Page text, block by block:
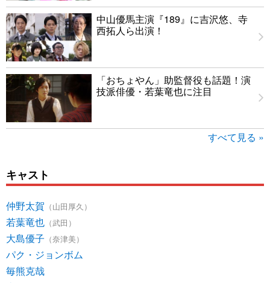
中山優馬主演『189』に吉沢悠、寺
西拓人ら出演！
「おちょやん」助監督役も話題！演
技派俳優・若葉竜也に注目
すべて見る »
キャスト
仲野太賀 （山田厚久）
若葉竜也 （武田）
大島優子 （奈津美）
パク・ジョンボム
毎熊克哉